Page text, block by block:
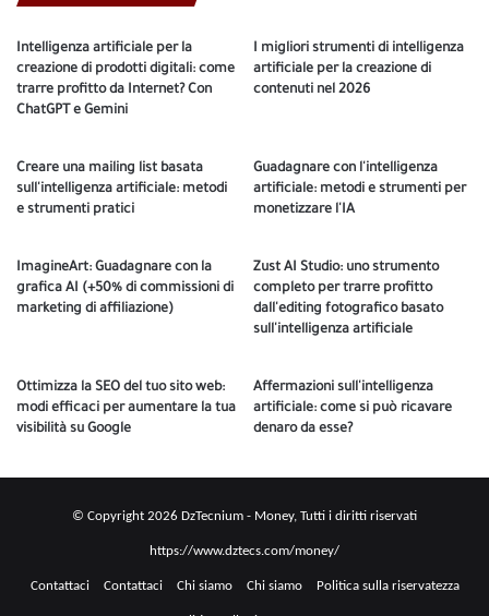
Intelligenza artificiale per la
creazione di prodotti digitali: come
trarre profitto da Internet? Con
ChatGPT e Gemini
I migliori strumenti di intelligenza
artificiale per la creazione di
contenuti nel 2026
Creare una mailing list basata
sull'intelligenza artificiale: metodi
e strumenti pratici
Guadagnare con l'intelligenza
artificiale: metodi e strumenti per
monetizzare l'IA
ImagineArt: Guadagnare con la
grafica AI (+50% di commissioni di
marketing di affiliazione)
Zust AI Studio: uno strumento
completo per trarre profitto
dall'editing fotografico basato
sull'intelligenza artificiale
Ottimizza la SEO del tuo sito web:
modi efficaci per aumentare la tua
visibilità su Google
Affermazioni sull'intelligenza
artificiale: come si può ricavare
denaro da esse?
© Copyright 2026 DzTecnium - Money, Tutti i diritti riservati
https://www.dztecs.com/money/
Contattaci Contattaci Chi siamo Chi siamo Politica sulla riservatezza